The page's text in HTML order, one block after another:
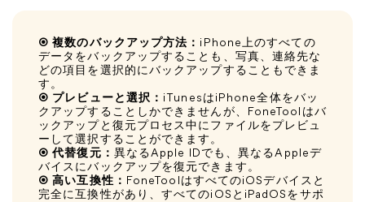
◉ 複数のバックアップ方法： iPhone上のすべての
データをバックアップすることも、写真、連絡先な
どの項目を選択的にバックアップすることもできま
す。
◉ プレビューと選択： iTunesはiPhone全体をバッ
クアップすることしかできませんが、FoneToolはバ
ックアップと復元プロセス中にファイルをプレビュ
ーして選択することができます。
◉ 代替復元： 異なるApple IDでも、異なるAppleデ
バイスにバックアップを復元できます。
◉ 高い互換性： FoneToolはすべてのiOSデバイスと
完全に互換性があり、すべてのiOSとiPadOSをサポ